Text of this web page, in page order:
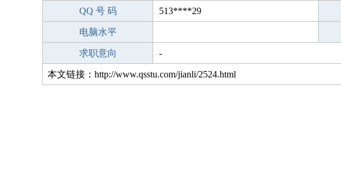
QQ 号 码 513****29
电脑水平
求职意向 -
本文链接：http://www.qsstu.com/jianli/2524.html